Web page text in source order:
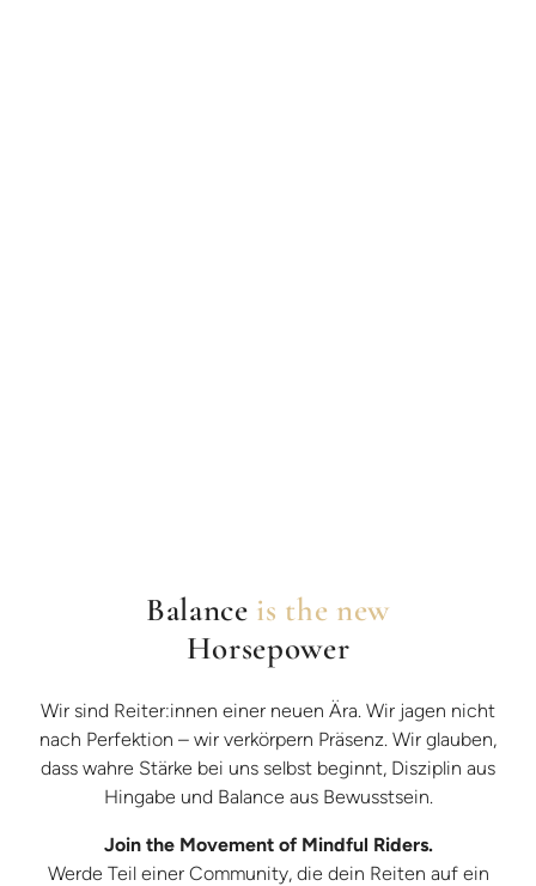
Balance is the new
Horsepower
Wir sind Reiter:innen einer neuen Ära. Wir jagen nicht
nach Perfektion – wir verkörpern Präsenz. Wir glauben,
dass wahre Stärke bei uns selbst beginnt, Disziplin aus
Hingabe und Balance aus Bewusstsein.
Join the Movement of Mindful Riders.
Werde Teil einer Community, die dein Reiten auf ein